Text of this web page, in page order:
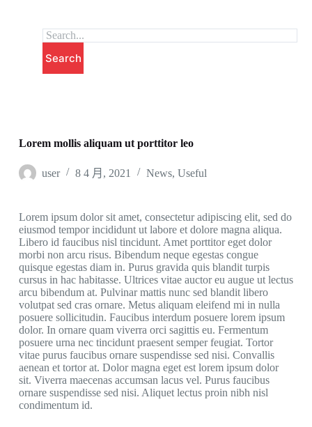
Search
Lorem mollis aliquam ut porttitor leo
user 8 4 月, 2021 News, Useful
Lorem ipsum dolor sit amet, consectetur adipiscing elit, sed do
eiusmod tempor incididunt ut labore et dolore magna aliqua.
Libero id faucibus nisl tincidunt. Amet porttitor eget dolor
morbi non arcu risus. Bibendum neque egestas congue
quisque egestas diam in. Purus gravida quis blandit turpis
cursus in hac habitasse. Ultrices vitae auctor eu augue ut lectus
arcu bibendum at. Pulvinar mattis nunc sed blandit libero
volutpat sed cras ornare. Metus aliquam eleifend mi in nulla
posuere sollicitudin. Faucibus interdum posuere lorem ipsum
dolor. In ornare quam viverra orci sagittis eu. Fermentum
posuere urna nec tincidunt praesent semper feugiat. Tortor
vitae purus faucibus ornare suspendisse sed nisi. Convallis
aenean et tortor at. Dolor magna eget est lorem ipsum dolor
sit. Viverra maecenas accumsan lacus vel. Purus faucibus
ornare suspendisse sed nisi. Aliquet lectus proin nibh nisl
condimentum id.